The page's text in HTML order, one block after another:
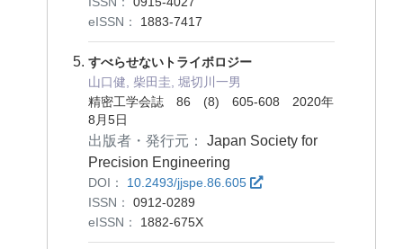
eISSN：
1883-7417
すべらせないトライボロジー
山口健, 柴田圭, 堀切川一男
精密工学会誌 86 (8) 605-608 2020年
8月5日
出版者・発行元：
Japan Society for
Precision Engineering
DOI：
10.2493/jjspe.86.605
ISSN：
0912-0289
eISSN：
1882-675X